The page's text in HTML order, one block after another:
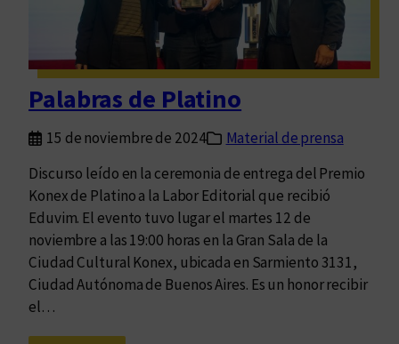
Palabras de Platino
15 de noviembre de 2024
Material de prensa
Discurso leído en la ceremonia de entrega del Premio
Konex de Platino a la Labor Editorial que recibió
Eduvim. El evento tuvo lugar el martes 12 de
noviembre a las 19:00 horas en la Gran Sala de la
Ciudad Cultural Konex, ubicada en Sarmiento 3131,
Ciudad Autónoma de Buenos Aires. Es un honor recibir
el…